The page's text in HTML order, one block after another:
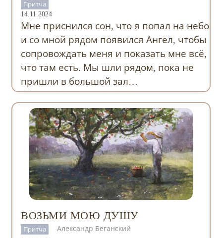
Притча
14.11.2024
Мне приснился сон, что я попал на небо
и со мной рядом появился Ангел, чтобы
сопровождать меня и показать мне всё,
что там есть. Мы шли рядом, пока не
пришли в большой зал…
ВОЗЬМИ МОЮ ДУШУ
Притча
Александр Беганский